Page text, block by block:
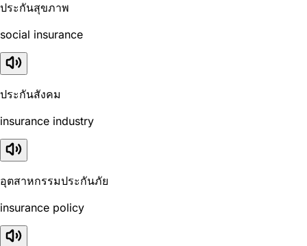
ประกันสุขภาพ
social insurance
ประกันสังคม
insurance industry
อุตสาหกรรมประกันภัย
insurance policy